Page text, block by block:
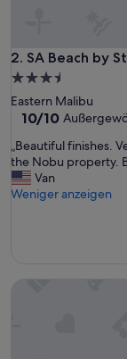
w
e
d
“
2. SA Beach by
SA Beach by
3.5-
Sterne-
Unterkunft
Eastern Malibu
10.0
10,
Außergewöhnlich,
(1
Bewertung)
10/10
„
B
e
a
„Beautiful finishes.
the Nobu property.
Van
Weniger anzeigen
Cozy studio